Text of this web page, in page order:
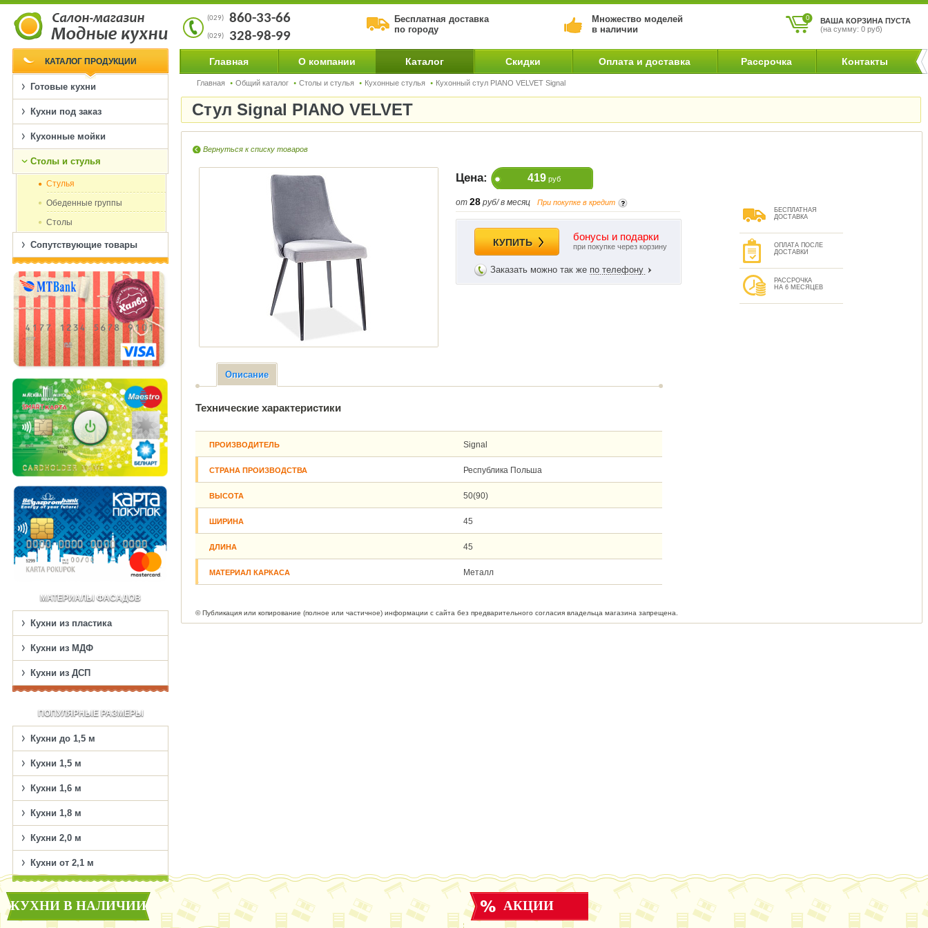
0
ВАША КОРЗИНА ПУСТА
(на сумму: 0 руб)
(029) 860-33-66
(029) 328-98-99
Бесплатная доставка
по городу
Множество моделей
в наличии
Главная О компании Каталог Скидки Оплата и доставка Рассрочка Контакты
Главная Общий каталог Столы и стулья Кухонные стулья Кухонный стул PIANO VELVET Signal
Стул Signal PIANO VELVET
© Публикация или копирование (полное или частичное) информации с сайта без предварительного согласия владельца магазина запрещена.
Вернуться к списку товаров
Цена: 419руб
от 28 руб/ в месяц При покупке в кредит
КУПИТЬ бонусы и подарки
при покупке через корзину
Заказать можно так же по телефону
БЕСПЛАТНАЯ
ДОСТАВКА
ОПЛАТА ПОСЛЕ
ДОСТАВКИ
РАССРОЧКА
НА 6 МЕСЯЦЕВ
Описание
Технические характеристики
ПРОИЗВОДИТЕЛЬ Signal
СТРАНА ПРОИЗВОДСТВА Республика Польша
ВЫСОТА 50(90)
ШИРИНА 45
ДЛИНА 45
МАТЕРИАЛ КАРКАСА Металл
КАТАЛОГ ПРОДУКЦИИ
Готовые кухни
Кухни под заказ
Кухонные мойки
Столы и стулья
Cтулья
Обеденные группы
Столы
Сопутствующие товары
МАТЕРИАЛЫ ФАСАДОВ
Кухни из пластика
Кухни из МДФ
Кухни из ДСП
ПОПУЛЯРНЫЕ РАЗМЕРЫ
Кухни до 1,5 м
Кухни 1,5 м
Кухни 1,6 м
Кухни 1,8 м
Кухни 2,0 м
Кухни от 2,1 м
КУХНИ В НАЛИЧИИ АКЦИИ